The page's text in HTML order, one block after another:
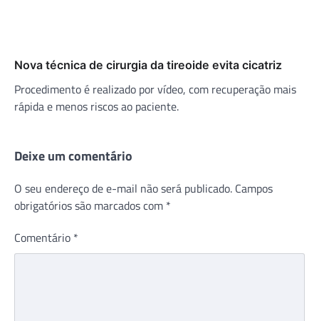
Nova técnica de cirurgia da tireoide evita cicatriz
Procedimento é realizado por vídeo, com recuperação mais
rápida e menos riscos ao paciente.
Deixe um comentário
O seu endereço de e-mail não será publicado. Campos
obrigatórios são marcados com *
Comentário *